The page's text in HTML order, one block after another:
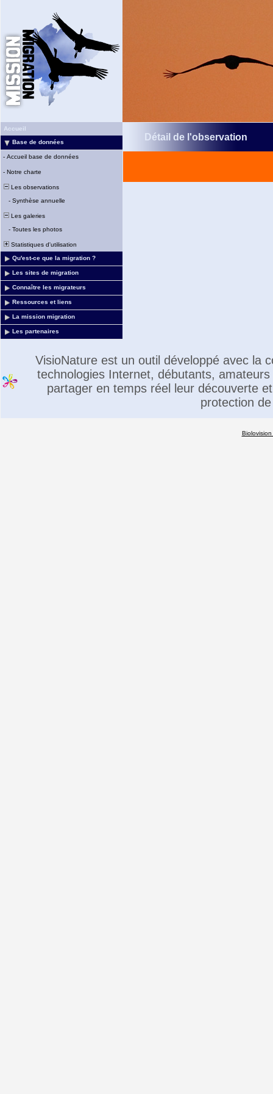
Accueil
Base de données
- Accueil base de données
- Notre charte
Les observations
- Synthèse annuelle
Les galeries
- Toutes les photos
Statistiques d'utilisation
Qu'est-ce que la migration ?
Les sites de migration
Connaître les migrateurs
Ressources et liens
La mission migration
Les partenaires
Détail de l'observation
VisioNature est un outil développé avec la
technologies Internet, débutants,
partager en temps réel leur découverte
protection
Biolovision